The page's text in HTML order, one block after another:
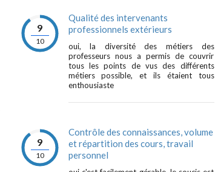
9
10
Qualité des intervenants
professionnels extérieurs
oui, la diversité des métiers des
professeurs nous a permis de couvrir
tous les points de vus des différents
métiers possible, et ils étaient tous
enthousiaste
9
10
Contrôle des connaissances, volume
et répartition des cours, travail
personnel